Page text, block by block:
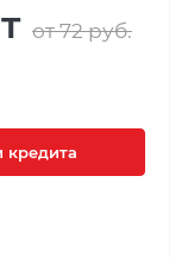
от 72руб.
кредита